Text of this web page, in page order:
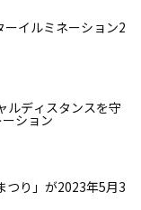
ーイルミネーション2
ルディスタンスを守
ション
つり」が2023年5月3